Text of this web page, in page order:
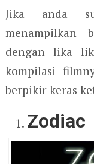
Jika anda
menampilkan
dengan lika
kompilasi
berpikir keras
Zodiac